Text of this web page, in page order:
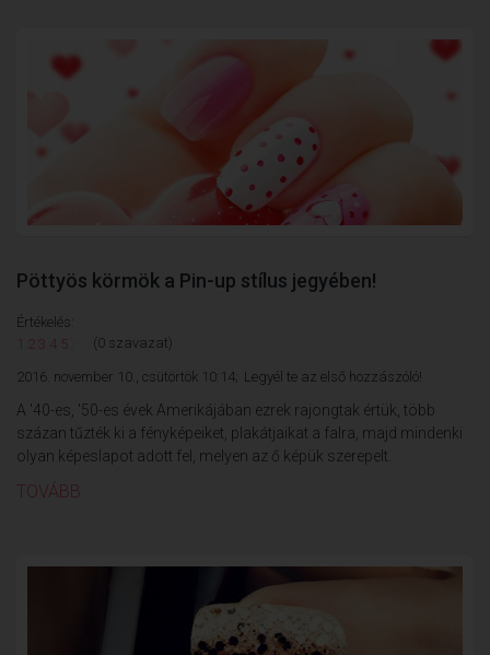
Pöttyös körmök a Pin-up stílus jegyében!
Értékelés:
1 2 3 4 5 (0 szavazat)
2016. november 10., csütörtök 10:14; Legyél te az első hozzászóló!
A '40-es, '50-es évek Amerikájában ezrek rajongtak értük, több
százan tűzték ki a fényképeiket, plakátjaikat a falra, majd mindenki
olyan képeslapot adott fel, melyen az ő képük szerepelt.
TOVÁBB